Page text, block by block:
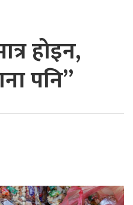
होइन,
पनि”